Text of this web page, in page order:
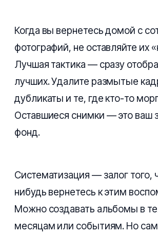
Когда вы вернетесь домой с
фотографий, не оставляйте их
Лучшая тактика — сразу
лучших. Удалите размытые
дубликаты и те, где кто-то
Оставшиеся снимки — это ваш
фонд.
Систематизация — залог того,
нибудь вернетесь к этим
Можно создавать альбомы в
месяцам или событиям. Но